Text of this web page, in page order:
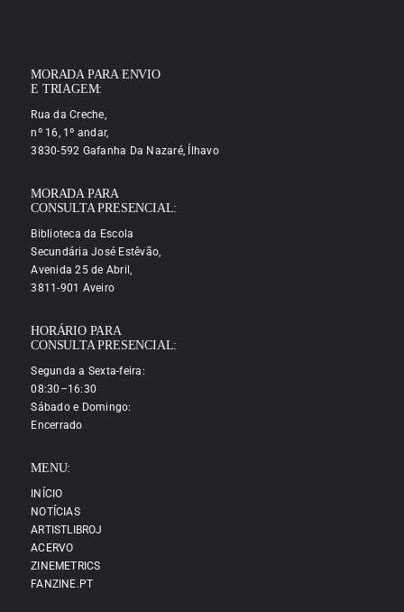
MORADA PARA ENVIO
E TRIAGEM:
Rua da Creche,
nº 16, 1º andar,
3830-592 Gafanha Da Nazaré, Ílhavo
MORADA PARA
CONSULTA PRESENCIAL:
Biblioteca da Escola
Secundária José Estêvão,
Avenida 25 de Abril,
3811-901 Aveiro
HORÁRIO PARA
CONSULTA PRESENCIAL:
Segunda a Sexta-feira:
08:30–16:30
Sábado e Domingo:
Encerrado
MENU:
INÍCIO
NOTÍCIAS
ARTISTLIBROJ
ACERVO
ZINEMETRICS
FANZINE.PT